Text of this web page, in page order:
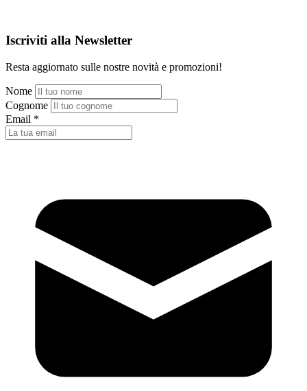
Iscriviti alla Newsletter
Resta aggiornato sulle nostre novità e promozioni!
Nome
Cognome
Email *